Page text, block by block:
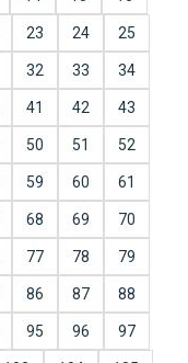
23 24 25
32 33 34
41 42 43
50 51 52
59 60 61
68 69 70
77 78 79
86 87 88
95 96 97